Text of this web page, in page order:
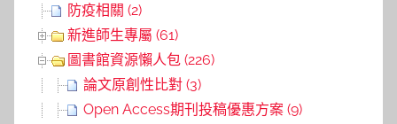
防疫相關 (2)
新進師生專屬 (61)
圖書館資源懶人包 (226)
論文原創性比對 (3)
Open Access期刊投稿優惠方案 (9)